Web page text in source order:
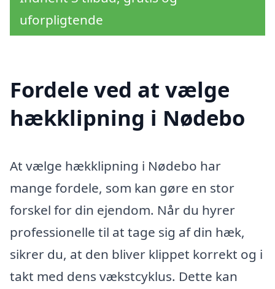
uforpligtende
Fordele ved at vælge
hækklipning i Nødebo
At vælge hækklipning i Nødebo har
mange fordele, som kan gøre en stor
forskel for din ejendom. Når du hyrer
professionelle til at tage sig af din hæk,
sikrer du, at den bliver klippet korrekt og i
takt med dens vækstcyklus. Dette kan